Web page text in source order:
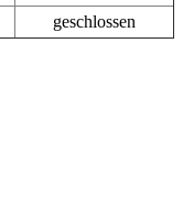
geschlossen